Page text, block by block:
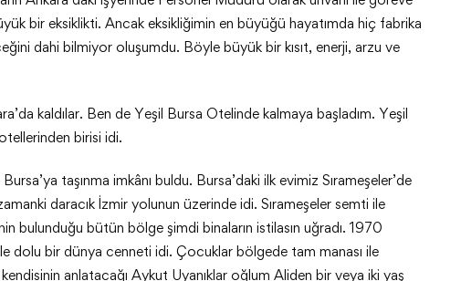
bir eksiklikti. Ancak eksikliğimin en büyüğü hayatımda hiç fabrika
dahi bilmiyor oluşumdu. Böyle büyük bir kısıt, enerji, arzu ve
kaldılar. Ben de Yeşil Bursa Otelinde kalmaya başladım. Yeşil
birisi idi.
taşınma imkânı buldu. Bursa’daki ilk evimiz Sırameşeler’de
daracık İzmir yolunun üzerinde idi. Sırameşeler semti ile
bulunduğu bütün bölge şimdi binaların istilasın uğradı. 1970
dolu bir dünya cenneti idi. Çocuklar bölgede tam manası ile
anlatacağı Aykut Uyanıklar oğlum Aliden bir veya iki yaş